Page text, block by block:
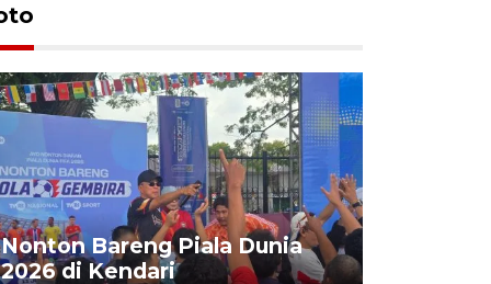
Nonton Bareng Piala Dunia
2026 di Kendari